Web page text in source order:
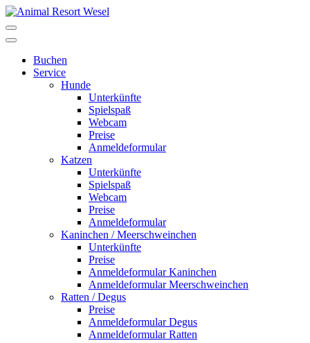
Buchen
Service
Hunde
Unterkünfte
Spielspaß
Webcam
Preise
Anmeldeformular
Katzen
Unterkünfte
Spielspaß
Webcam
Preise
Anmeldeformular
Kaninchen / Meerschweinchen
Unterkünfte
Preise
Anmeldeformular Kaninchen
Anmeldeformular Meerschweinchen
Ratten / Degus
Preise
Anmeldeformular Degus
Anmeldeformular Ratten